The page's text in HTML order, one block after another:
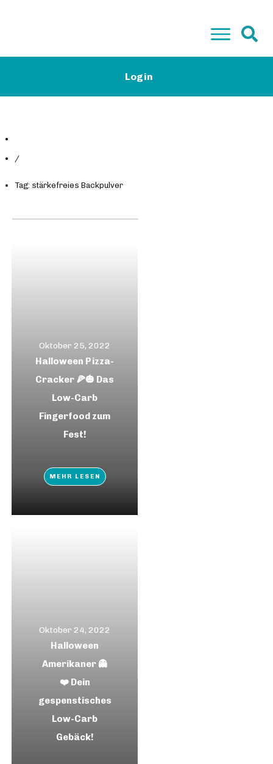
Start
Low-Carb Rezepte
Login
/
Tag: stärkefreies Backpulver
Oktober 25, 2022
Halloween Pizza-
Cracker 🍕🎃 Das
Low-Carb
Fingerfood zum
Fest!
MEHR LESEN
Oktober 24, 2022
Halloween
Amerikaner 👻
❤️ Dein
gespenstisches
Low-Carb
Gebäck!